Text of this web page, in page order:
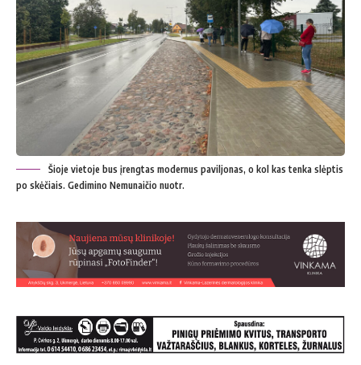
Šioje vietoje bus įrengtas modernus paviljonas, o kol kas tenka slėptis
po skėčiais. Gedimino Nemunaičio nuotr.